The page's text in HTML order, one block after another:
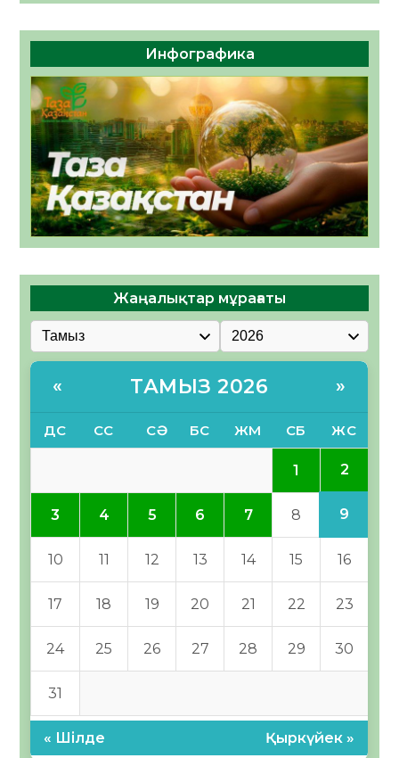
Инфографика
Жаңалықтар мұрағаты
« ТАМЫЗ 2026 »
ДС СС СӘ БС ЖМ СБ ЖС
1 2
3 4 5 6 7 8 9
10 11 12 13 14 15 16
17 18 19 20 21 22 23
24 25 26 27 28 29 30
31
« Шілде Қыркүйек »